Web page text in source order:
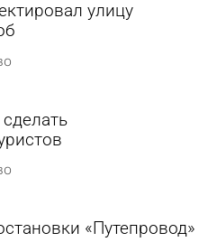
улицу
«Путепровод»